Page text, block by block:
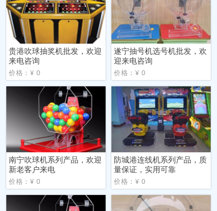
贵港吹球抽奖机批发，欢迎
来电咨询
价格：¥ 0
遂宁抽号机选号机批发，欢
迎来电咨询
价格：¥ 0
南宁吹球机系列产品，欢迎
新老客户来电
价格：¥ 0
防城港连线机系列产品，质
量保证，实用可靠
价格：¥ 0